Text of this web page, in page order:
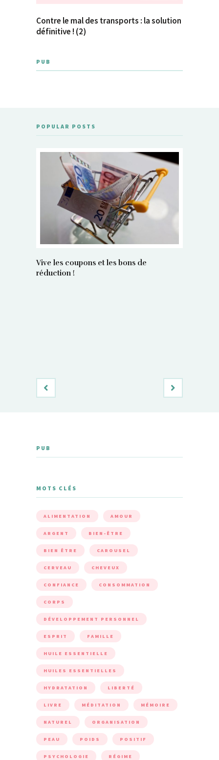
Contre le mal des transports : la solution
définitive ! (2)
PUB
POPULAR POSTS
Vive les coupons et les bons de
réduction !
PUB
MOTS CLÉS
ALIMENTATION AMOUR
ARGENT BIEN-ÊTRE
BIEN ÊTRE CAROUSEL
CERVEAU CHEVEUX
CONFIANCE CONSOMMATION
CORPS
DÉVELOPPEMENT PERSONNEL
ESPRIT FAMILLE
HUILE ESSENTIELLE
HUILES ESSENTIELLES
HYDRATATION LIBERTÉ
LIVRE MÉDITATION MÉMOIRE
NATUREL ORGANISATION
PEAU POIDS POSITIF
PSYCHOLOGIE RÉGIME